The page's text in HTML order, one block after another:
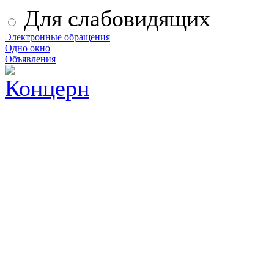
Для слабовидящих
Электронные обращения
Одно окно
Объявления